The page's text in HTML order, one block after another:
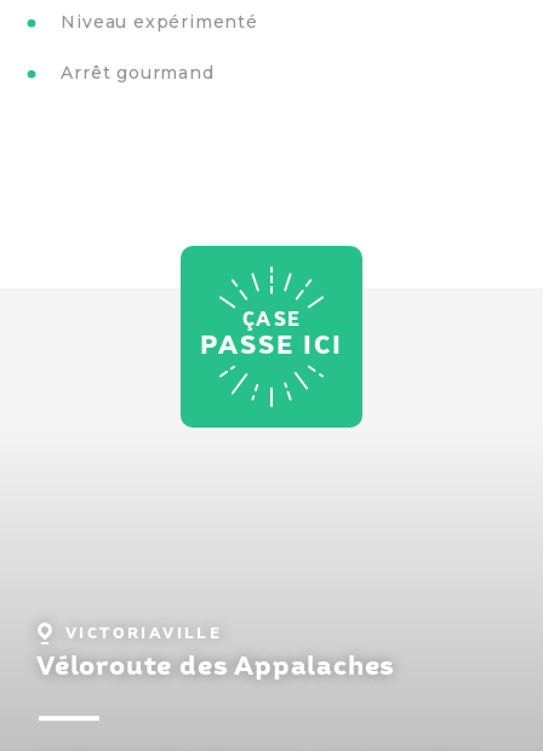
Niveau expérimenté
Arrêt gourmand
ÇA SE
PASSE ICI
Localité
:
VICTORIAVILLE
Véloroute des Appalaches